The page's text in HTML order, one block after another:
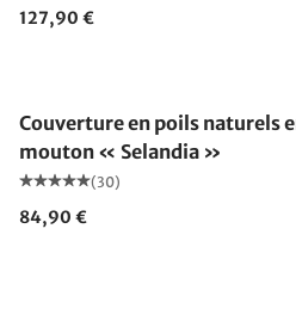
127,90 €
Couverture en poils naturels
mouton « Selandia »
(30)
84,90 €